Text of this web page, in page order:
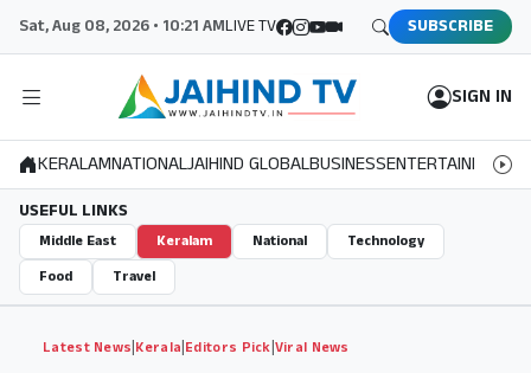
Sat, Aug 08, 2026 • 10:21 AMLIVE TV SUBSCRIBE
SIGN IN
KERALAMNATIONALJAIHIND GLOBALBUSINESSENTERTAINMENT
USEFUL LINKS
Middle East Keralam National
Technology
Food
Travel
Latest News|Kerala|Editors Pick|Viral News